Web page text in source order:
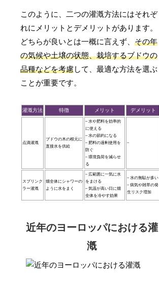
このように、二つの灌漑方法にはそれぞ
れにメリットとデメリットがあります。
どちらが良いとは一概に言えず、その年
の気候や土壌の状態、栽培するブドウの
品種などを考慮して、最適な方法を選ぶ
ことが重要です。
灌漑方法 特徴 メリット デメリット
点滴灌漑
ブドウの木の根元に
直接水を供給
– 水や肥料を効率的
に使える
– 水の節約になる
– 肥料の過剰使用を
防ぐ
– 環境負荷を減らせ
る
–
スプリンク
ラー灌漑
畑全体にシャワーの
ように水をまく
– 広範囲に一気に水
をまける
– 気温が高い日に畑
全体を冷やす効果
– 水の無駄が多い
– 病気や雑草の発
生リスク増加
近年のヨーロッパにおける灌
漑